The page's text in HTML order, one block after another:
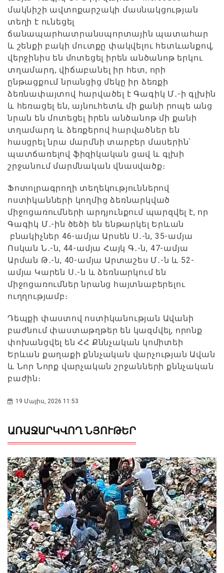
մակնիշի ավտոքարշակի մասնակցության
տեղի է ունեցել
ճանապարհատրանսպորտային պատահար
և շենքի բակի մուտքը փակվելու հետևանքով,
վերջինիս են մոտեցել իրեն անծանոթ երկու
տղամարդ, վիճաբանել իր հետ, որի
ընթացքում նրանցից մեկը իր ձեռքի
ձեռնափայտով հարվածել է Գագիկ Մ․-ի գլխին
և հեռացել են, այնուհետև մի քանի րոպե անց
նրան են մոտեցել իրեն անծանոթ մի քանի
տղամարդ և ձեռքերով հարվածներ են
հասցրել նրա մարմնի տարբեր մասերին՝
պատճառելով ֆիզիկական ցավ և գլխի
շրջանում մարմնական վնասվածք։
Ֆոտոլրագրողի տեղեկություններով
ոստիկանների կողմից ձեռնարկված
միջոցառումների արդյունքում պարզվել է, որ
Գագիկ Մ․-ին ծեծի են ենթարկել Երևան
բնակիչներ 46-ամյա Արսեն Ս․-ն, 35-ամյա
Ոսկան Ն․-ն, 44-ամյա Հայկ Գ․-ն, 47-ամյա
Արման Թ․-ն, 40-ամյա Արտաշես Մ․-ն և 52-
ամյա Կարեն Ս․-ն և ձեռնարկում են
միջոցառումներ նրանց հայտնաբերելու
ուղղությամբ։
Դեպքի փաստով ոստիկանության Ավանի
բաժնում փաստաթղթեր են կազմվել, որոնք
փոխանցվել են ՀՀ Քննչական կոմիտեի
Երևան քաղաքի քննչական վարչության Ավան
և Նոր Նորք վարչական շրջանների քննչական
բաժին։
19 Մայիս, 2026 11:53
ԱՌԱՋԱՐԿՎՈՂ ՆՅՈՒԹԵՐ